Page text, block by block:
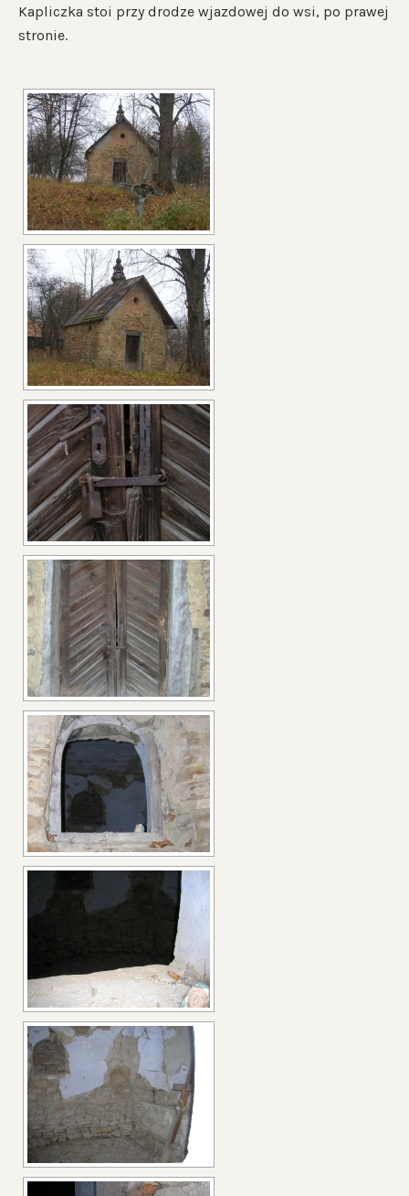
Kapliczka stoi przy drodze wjazdowej do wsi, po prawej
stronie.